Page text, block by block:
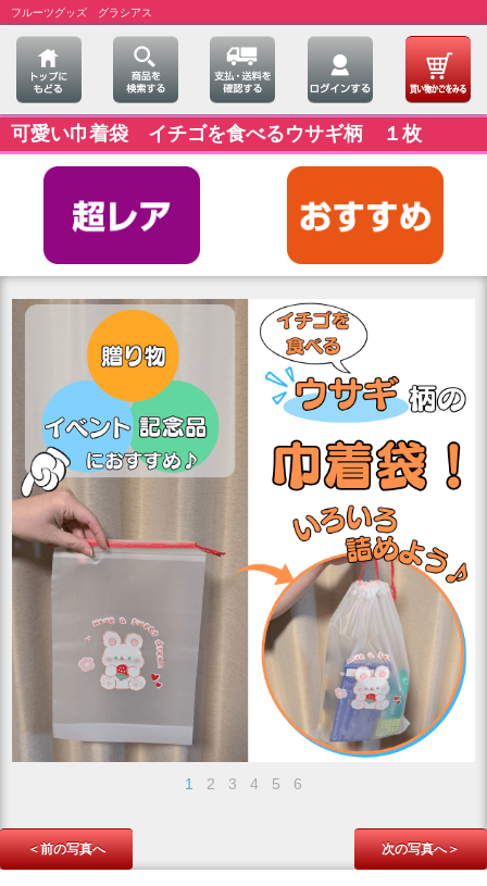
フルーツグッズ グラシアス
可愛い巾着袋 イチゴを食べるウサギ柄 １枚
1 2 3 4 5 6
＜前の写真へ 次の写真へ＞